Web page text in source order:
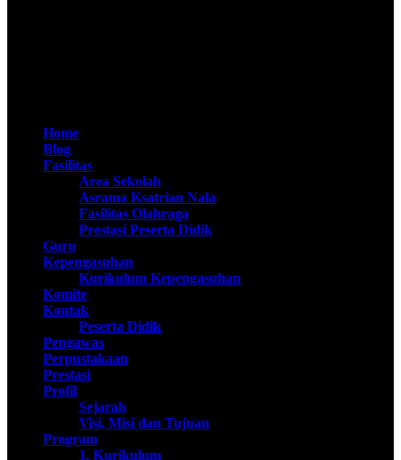
Home
Blog
Fasilitas
Area Sekolah
Asrama Ksatrian Nala
Fasilitas Olahraga
Prestasi Peserta Didik
Guru
Kepengasuhan
Kurikulum Kepengasuhan
Komite
Kontak
Peserta Didik
Pengawas
Perpustakaan
Prestasi
Profil
Sejarah
Visi, Misi dan Tujuan
Program
1. Kurikulum